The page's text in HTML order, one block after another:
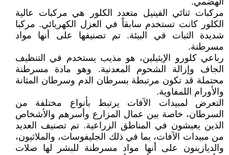
مركبات ثنائي الفينيل متعدد الكلور هي مركبات عالية
الكلور كانت تستخدم سابقاً في العزل الكهربائي. مركبا
شديدة الثبات في البيئة. تم تصنيفها على أنها مواد
مسرطنة.
رباعي كلورو الإيثيلين، هو مذيب يستخدم في التنظيف
الجاف وإزالة الشحوم المعدنية. وهو مادة مسرطنة
محتملة قد تكون مرتبطة بسرطان الدم وسرطان المثانة
والأورام اللمفاوية.
التعرض لمبيدات الآفات يرتبط بأنواع مختلفة من
السرطان، خاصة بين عمال المزارع وأسرهم والأشخاص
الذين يعيشون في المناطق الزراعية. تم تصنيف العديد
من مبيدات الآفات، بما في ذلك الجليفوسات، والملاثيون،
والديازينون على أنها مواد مسرطنة للبشر لها صلات